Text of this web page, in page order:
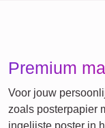
Premium
Voor jouw
zoals posterpapier